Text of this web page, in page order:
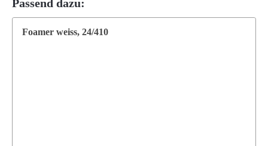
Passend dazu:
Foamer weiss, 24/410